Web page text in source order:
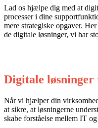
Lad os hjælpe dig med at
processer i dine
mere strategiske opgaver. Her
de digitale løsninger, vi har
Digitale
Når vi hjælper din
at sikre, at løsningerne
skabe forståelse mellem IT